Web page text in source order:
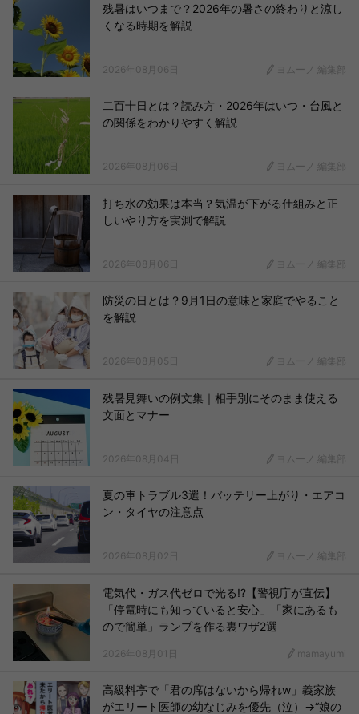
残暑はいつまで？2026年の暑さの終わりと涼し
くなる時期を解説
2026年08月06日 ヨムーノ 編集部
二百十日とは？読み方・2026年はいつ・台風と
の関係をわかりやすく解説
2026年08月06日 ヨムーノ 編集部
打ち水の効果は本当？気温が下がる仕組みと正
しいやり方を実測で解説
2026年08月06日 ヨムーノ 編集部
防災の日とは？9月1日の意味と家庭でやること
を解説
2026年08月05日 ヨムーノ 編集部
残暑見舞いの例文集｜相手別にそのまま使える
文面とマナー
2026年08月04日 ヨムーノ 編集部
夏の車トラブル3選！バッテリー上がり・エアコ
ン・タイヤの注意点
2026年08月02日 ヨムーノ 編集部
電気代・ガス代ゼロで光る!?【警視庁が直伝】
「停電時にも知っていると安心」「家にあるも
ので簡単」ランプを作る裏ワザ2選
2026年08月01日 mamayumi
高級料亭で「君の席はないから帰れw」義家族
がエリート医師の幼なじみを優先（泣）→“娘の